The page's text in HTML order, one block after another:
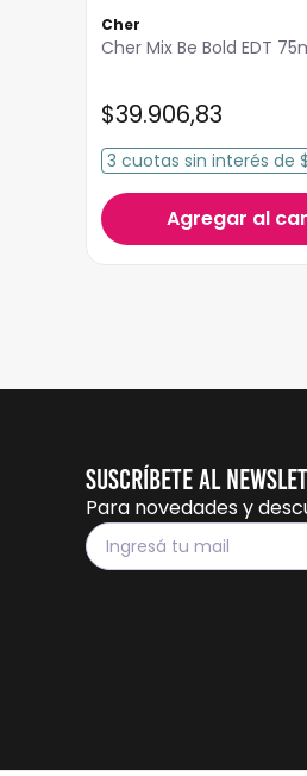
Cher
Cher Mix Be Bold EDT
$39.906,83
3 cuotas sin interés de
Agregar al
Suscríbete al
Para novedades y